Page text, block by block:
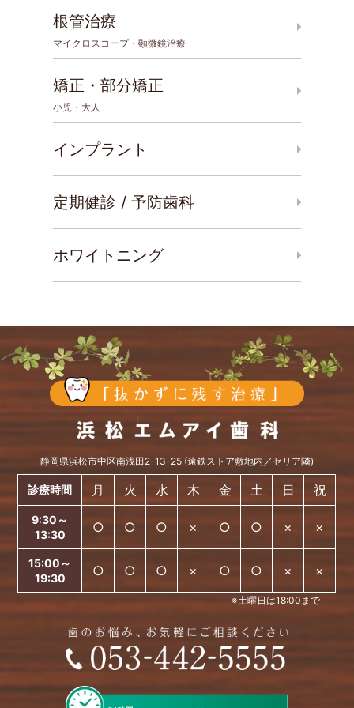
根管治療
マイクロスコープ・顕微鏡治療
矯正・部分矯正
小児・大人
インプラント
定期健診 / 予防歯科
ホワイトニング
静岡県浜松市中区南浅田2-13-25 (遠鉄ストア敷地内／セリア隣)
診療時間 月 火 水 木 金 土 日 祝
9:30～
13:30
○ ○ ○ × ○ ○ × ×
15:00～
19:30
○ ○ ○ × ○ ○ × ×
※土曜日は18:00まで